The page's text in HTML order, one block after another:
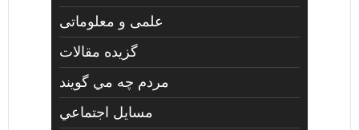
علمی و معلوماتی
گزیده مقالات
مردم چه مي گويند
مسايل اجتماعي